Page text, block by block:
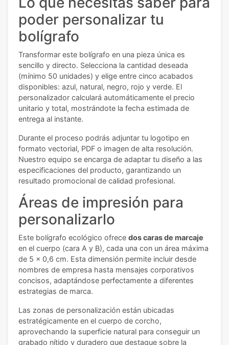
poder personalizar tu
bolígrafo
Transformar este bolígrafo en una pieza única es
sencillo y directo. Selecciona la cantidad deseada
(mínimo 50 unidades) y elige entre cinco acabados
disponibles: azul, natural, negro, rojo y verde. El
personalizador calculará automáticamente el precio
unitario y total, mostrándote la fecha estimada de
entrega al instante.
Durante el proceso podrás adjuntar tu logotipo en
formato vectorial, PDF o imagen de alta resolución.
Nuestro equipo se encarga de adaptar tu diseño a las
especificaciones del producto, garantizando un
resultado promocional de calidad profesional.
Áreas de impresión para
personalizarlo
Este bolígrafo ecológico ofrece dos caras de marcaje
en el cuerpo (cara A y B), cada una con un área máxima
de 5 x 0,6 cm. Esta dimensión permite incluir desde
nombres de empresa hasta mensajes corporativos
concisos, adaptándose perfectamente a diferentes
estrategias de marca.
Las zonas de personalización están ubicadas
estratégicamente en el cuerpo de corcho,
aprovechando la superficie natural para conseguir un
grabado nítido y duradero que destaque sobre la